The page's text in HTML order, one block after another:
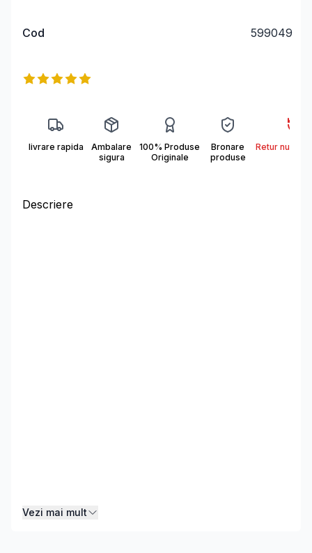
Cod 599049
Informații produs
Reviews
5out of 5 stars
livrare rapida
Ambalare
sigura
100% Produse
Originale
Bronare
produse
Retur nu se
Descriere
Vezi mai mult